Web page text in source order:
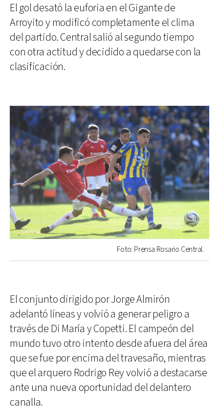
El gol desató la euforia en el Gigante de
Arroyito y modificó completamente el clima
del partido. Central salió al segundo tiempo
con otra actitud y decidido a quedarse con la
clasificación.
Foto: Prensa Rosario Central.
El conjunto dirigido por Jorge Almirón
adelantó líneas y volvió a generar peligro a
través de Di María y Copetti. El campeón del
mundo tuvo otro intento desde afuera del área
que se fue por encima del travesaño, mientras
que el arquero Rodrigo Rey volvió a destacarse
ante una nueva oportunidad del delantero
canalla.